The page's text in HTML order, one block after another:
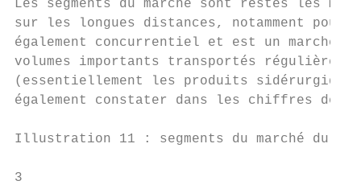
Les segments du marché sont restés les
sur les longues distances, notamment
également concurrentiel et est un marché
volumes importants transportés
(essentiellement les produits
également constater dans les chiffres de
Illustration 11 : segments du marché du
3